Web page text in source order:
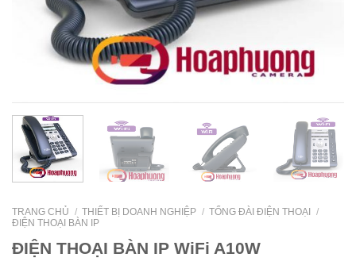
TRANG CHỦ / THIẾT BỊ DOANH NGHIỆP / TỔNG ĐÀI ĐIỆN THOẠI
/
ĐIỆN THOẠI BÀN IP
ĐIỆN THOẠI BÀN IP WiFi A10W